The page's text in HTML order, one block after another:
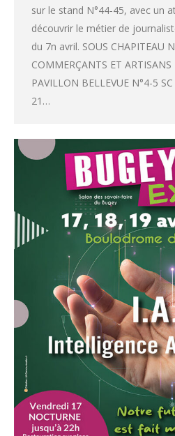
sur le stand N°44-45, avec un
découvrir le métier de
du 7n avril. SOUS CHAPITEAU
COMMERÇANTS ET
PAVILLON BELLEVUE N°4-5
21…